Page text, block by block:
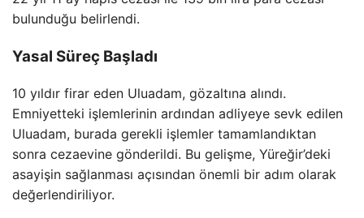
bulunduğu belirlendi.
Yasal Süreç Başladı
10 yıldır firar eden Uluadam, gözaltına alındı.
Emniyetteki işlemlerinin ardından adliyeye sevk edilen
Uluadam, burada gerekli işlemler tamamlandıktan
sonra cezaevine gönderildi. Bu gelişme, Yüreğir’deki
asayişin sağlanması açısından önemli bir adım olarak
değerlendiriliyor.